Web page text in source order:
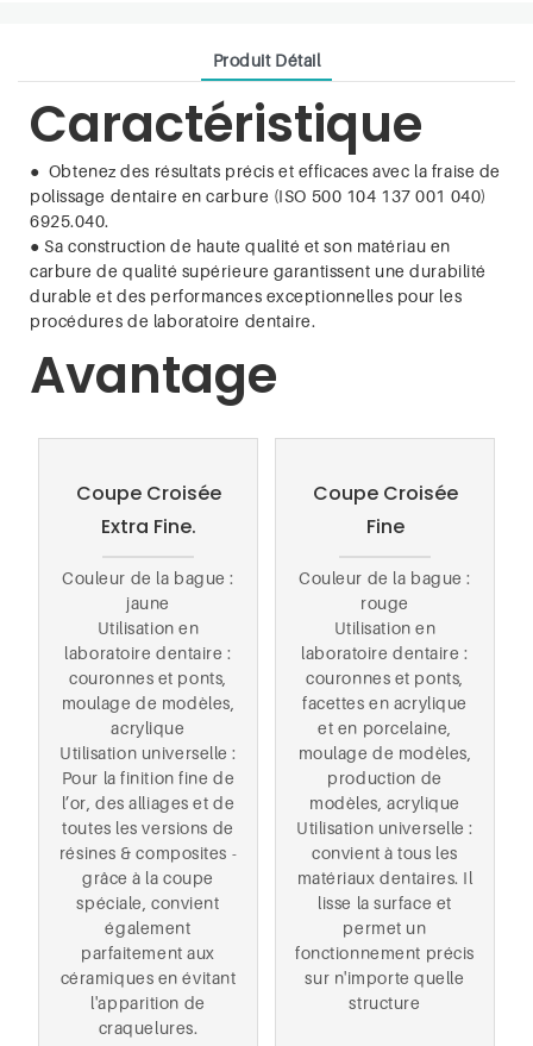
Produit Détail
Caractéristique
● Obtenez des résultats précis et efficaces avec la fraise de
polissage dentaire en carbure (ISO 500 104 137 001 040)
6925.040.
●Sa construction de haute qualité et son matériau en
carbure de qualité supérieure garantissent une durabilité
durable et des performances exceptionnelles pour les
procédures de laboratoire dentaire.
Avantage
Coupe Croisée
Extra Fine.
Couleur de la bague :
jaune
Utilisation en
laboratoire dentaire :
couronnes et ponts,
moulage de modèles,
acrylique
Utilisation universelle :
Pour la finition fine de
l’or, des alliages et de
toutes les versions de
résines & composites -
grâce à la coupe
spéciale, convient
également
parfaitement aux
céramiques en évitant
l'apparition de
craquelures.
Coupe Croisée
Fine
Couleur de la bague :
rouge
Utilisation en
laboratoire dentaire :
couronnes et ponts,
facettes en acrylique
et en porcelaine,
moulage de modèles,
production de
modèles, acrylique
Utilisation universelle :
convient à tous les
matériaux dentaires. Il
lisse la surface et
permet un
fonctionnement précis
sur n'importe quelle
structure